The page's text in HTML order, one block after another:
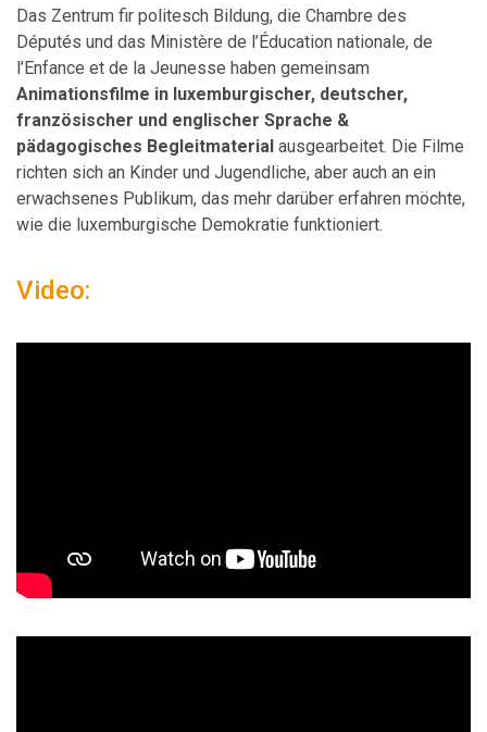
Das Zentrum fir politesch Bildung, die Chambre des
Députés und das Ministère de l’Éducation nationale, de
l’Enfance et de la Jeunesse haben gemeinsam
Animationsfilme in luxemburgischer, deutscher,
französischer und englischer Sprache &
pädagogisches Begleitmaterial ausgearbeitet. Die Filme
richten sich an Kinder und Jugendliche, aber auch an ein
erwachsenes Publikum, das mehr darüber erfahren möchte,
wie die luxemburgische Demokratie funktioniert.
Video: